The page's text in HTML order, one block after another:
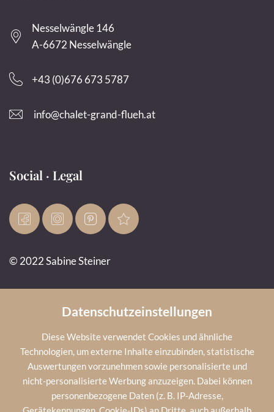
Datenschutzeinstellungen
Diese Website verwendet Cookies und ähnliche
Technologien, um externe Inhalte einzubinden, statistische
Auswertungen vorzunehmen sowie personalisierte und
nicht-personalisierte Werbung anzuzeigen. Dabei können
personenbezogene Daten (z. B. IP-Adresse,
Nesselwängle 146
A-6672 Nesselwängle
+43 (0)676 673 5787
info@chalet-grand-flueh.at
Social · Legal
© 2022 Sabine Steiner
Wetter
sonnig